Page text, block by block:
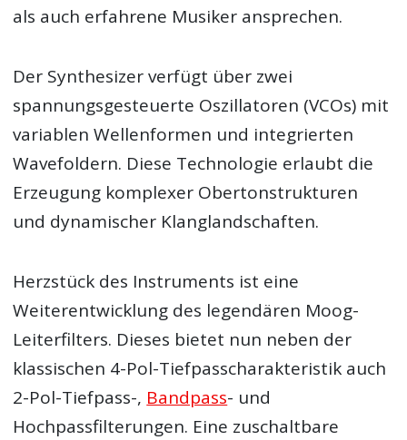
als auch erfahrene Musiker ansprechen.
Der Synthesizer verfügt über zwei
spannungsgesteuerte Oszillatoren (VCOs) mit
variablen Wellenformen und integrierten
Wavefoldern. Diese Technologie erlaubt die
Erzeugung komplexer Obertonstrukturen
und dynamischer Klanglandschaften.
Herzstück des Instruments ist eine
Weiterentwicklung des legendären Moog-
Leiterfilters. Dieses bietet nun neben der
klassischen 4-Pol-Tiefpasscharakteristik auch
2-Pol-Tiefpass-, Bandpass- und
Hochpassfilterungen. Eine zuschaltbare